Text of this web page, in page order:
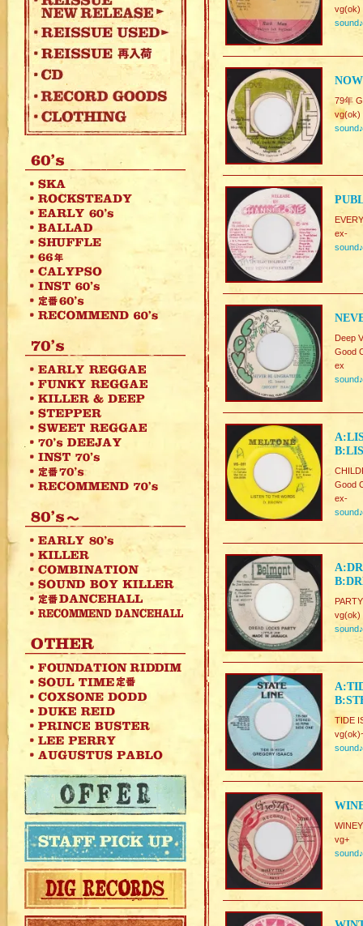
vg(ok)
sound♪
79年
vg(ok)
sound♪
ex-
sound♪
Deep
Good
ex
sound♪
Good
ex-
sound♪
vg(ok)
sound♪
TIDE
sound♪
vg+
sound♪